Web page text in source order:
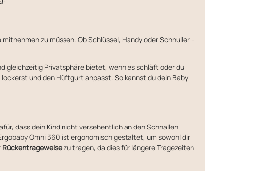
zu müssen. Ob Schlüssel, Handy oder Schnuller –
gleichzeitig Privatsphäre bietet, wenn es schläft oder du
und den Hüftgurt anpasst. So kannst du dein Baby
dass dein Kind nicht versehentlich an den Schnallen
Omni 360 ist ergonomisch gestaltet, um sowohl dir
Rückentrageweisezu tragen, da dies für längere Tragezeiten